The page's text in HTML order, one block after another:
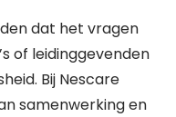
dat het vragen
of leidinggevenden
Bij Nescare
samenwerking en